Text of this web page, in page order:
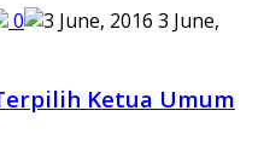
0
3 June,
Ketua Umum